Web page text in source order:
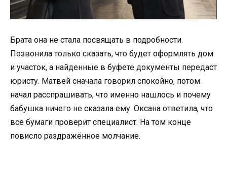
Брата она не стала посвящать в подробности.
Позвонила только сказать, что будет оформлять дом
и участок, а найденные в буфете документы передаст
юристу. Матвей сначала говорил спокойно, потом
начал расспрашивать, что именно нашлось и почему
бабушка ничего не сказала ему. Оксана ответила, что
все бумаги проверит специалист. На том конце
повисло раздражённое молчание.